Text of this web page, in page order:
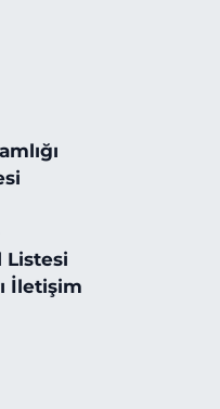
Listesi
İletişim